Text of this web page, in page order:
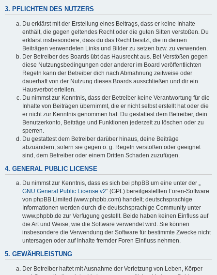
3. PFLICHTEN DES NUTZERS
Du erklärst mit der Erstellung eines Beitrags, dass er keine Inhalte
enthält, die gegen geltendes Recht oder die guten Sitten verstoßen. Du
erklärst insbesondere, dass du das Recht besitzt, die in deinen
Beiträgen verwendeten Links und Bilder zu setzen bzw. zu verwenden.
Der Betreiber des Boards übt das Hausrecht aus. Bei Verstößen gegen
diese Nutzungsbedingungen oder anderer im Board veröffentlichten
Regeln kann der Betreiber dich nach Abmahnung zeitweise oder
dauerhaft von der Nutzung dieses Boards ausschließen und dir ein
Hausverbot erteilen.
Du nimmst zur Kenntnis, dass der Betreiber keine Verantwortung für die
Inhalte von Beiträgen übernimmt, die er nicht selbst erstellt hat oder die
er nicht zur Kenntnis genommen hat. Du gestattest dem Betreiber, dein
Benutzerkonto, Beiträge und Funktionen jederzeit zu löschen oder zu
sperren.
Du gestattest dem Betreiber darüber hinaus, deine Beiträge
abzuändern, sofern sie gegen o. g. Regeln verstoßen oder geeignet
sind, dem Betreiber oder einem Dritten Schaden zuzufügen.
4. GENERAL PUBLIC LICENSE
Du nimmst zur Kenntnis, dass es sich bei phpBB um eine unter der „
GNU General Public License v2“ (GPL) bereitgestellten Foren-Software
von phpBB Limited (www.phpbb.com) handelt; deutschsprachige
Informationen werden durch die deutschsprachige Community unter
www.phpbb.de zur Verfügung gestellt. Beide haben keinen Einfluss auf
die Art und Weise, wie die Software verwendet wird. Sie können
insbesondere die Verwendung der Software für bestimmte Zwecke nicht
untersagen oder auf Inhalte fremder Foren Einfluss nehmen.
5. GEWÄHRLEISTUNG
Der Betreiber haftet mit Ausnahme der Verletzung von Leben, Körper